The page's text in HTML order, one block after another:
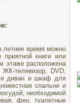
летнее время можно
приятной книги или
этаже расположена
ЖК-телевизор, DVD,
диван и шкаф для
спальни и
необходимой
фен, туалетные